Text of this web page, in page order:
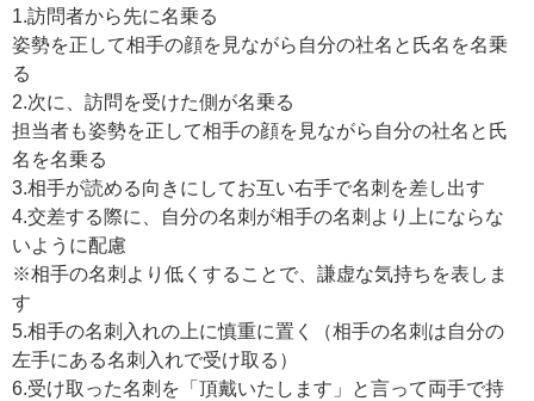
1.訪問者から先に名乗る
姿勢を正して相手の顔を見ながら自分の社名と氏名を名乗
る
2.次に、訪問を受けた側が名乗る
担当者も姿勢を正して相手の顔を見ながら自分の社名と氏
名を名乗る
3.相手が読める向きにしてお互い右手で名刺を差し出す
4.交差する際に、自分の名刺が相手の名刺より上にならな
いように配慮
※相手の名刺より低くすることで、謙虚な気持ちを表しま
す
5.相手の名刺入れの上に慎重に置く（相手の名刺は自分の
左手にある名刺入れで受け取る）
6.受け取った名刺を「頂戴いたします」と言って両手で持